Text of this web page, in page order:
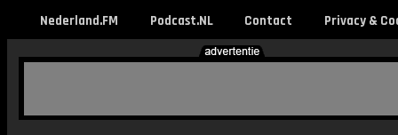
Nederland.FM Podcast.NL Contact Privacy &